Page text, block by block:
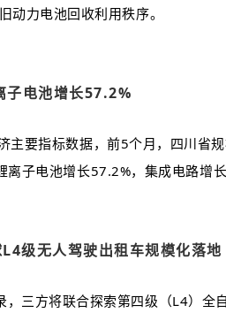
动力电池回收利用秩序。
子电池增长57.2%
要指标数据，前5个月，四川省
子电池增长57.2%，集成电路增
L4级无人驾驶出租车规模化落地
，三方将联合探索第四级（L4）